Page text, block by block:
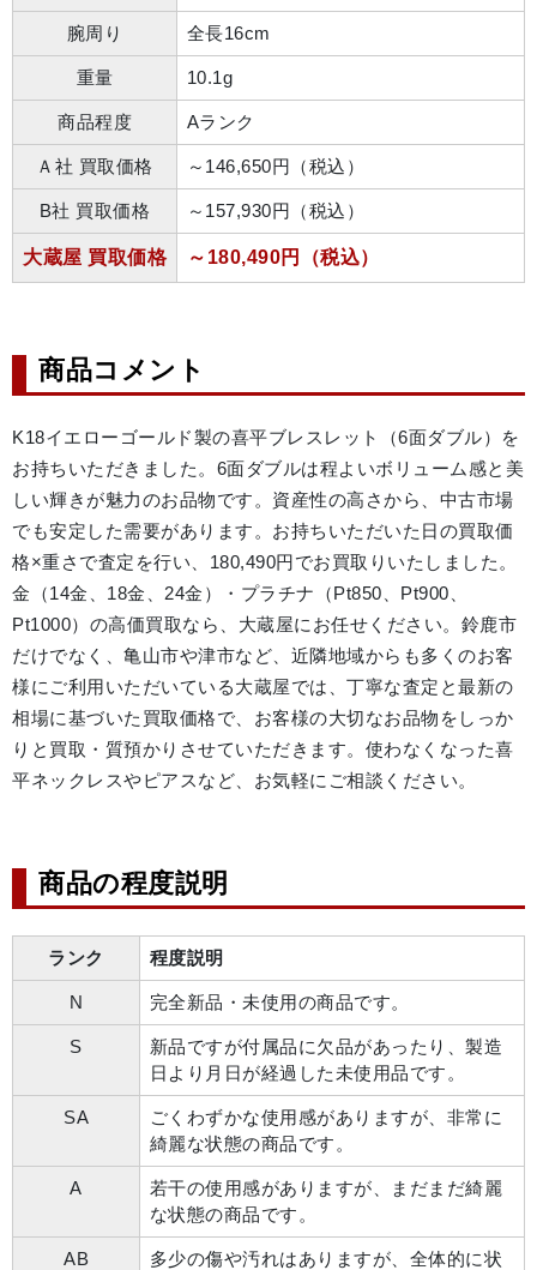
腕周り 全長16cm
重量 10.1g
商品程度 Aランク
Ａ社 買取価格 ～146,650円（税込）
B社 買取価格 ～157,930円（税込）
大蔵屋 買取価格 ～180,490円（税込）
商品コメント
K18イエローゴールド製の喜平ブレスレット（6面ダブル）を
お持ちいただきました。6面ダブルは程よいボリューム感と美
しい輝きが魅力のお品物です。資産性の高さから、中古市場
でも安定した需要があります。お持ちいただいた日の買取価
格×重さで査定を行い、180,490円でお買取りいたしました。
金（14金、18金、24金）・プラチナ（Pt850、Pt900、
Pt1000）の高価買取なら、大蔵屋にお任せください。鈴鹿市
だけでなく、亀山市や津市など、近隣地域からも多くのお客
様にご利用いただいている大蔵屋では、丁寧な査定と最新の
相場に基づいた買取価格で、お客様の大切なお品物をしっか
りと買取・質預かりさせていただきます。使わなくなった喜
平ネックレスやピアスなど、お気軽にご相談ください。
商品の程度説明
ランク 程度説明
N 完全新品・未使用の商品です。
S
新品ですが付属品に欠品があったり、製造
日より月日が経過した未使用品です。
SA
ごくわずかな使用感がありますが、非常に
綺麗な状態の商品です。
A
若干の使用感がありますが、まだまだ綺麗
な状態の商品です。
AB
多少の傷や汚れはありますが、全体的に状